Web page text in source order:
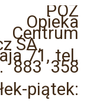
POZ
SA,
71, tel.
883 358
piątek: